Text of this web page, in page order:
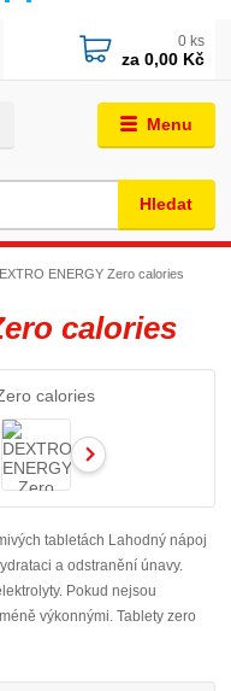
Menu
Hledat
0 ks
za 0,00 Kč
ENERGY Zero calories
calories
tabletách Lahodný nápoj
a odstranění únavy.
Pokud nejsou
výkonnými. Tablety zero